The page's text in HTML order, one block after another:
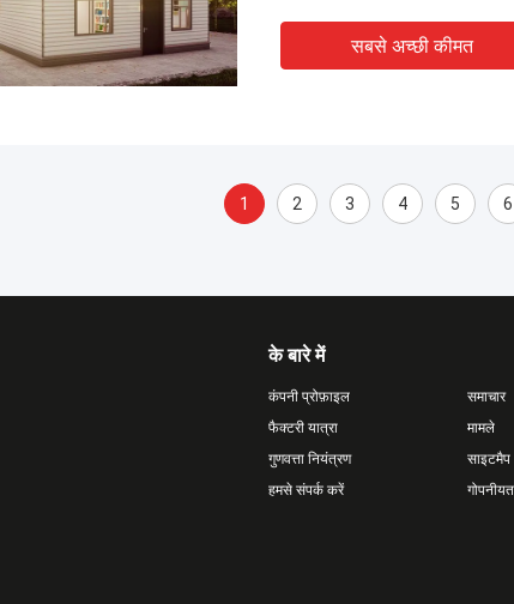
सबसे अच्छी कीमत
1 2 3 4 5 6
के बारे में
कंपनी प्रोफ़ाइल
फैक्टरी यात्रा
गुणवत्ता नियंत्रण
हमसे संपर्क करें
समाचार
मामले
साइटमैप